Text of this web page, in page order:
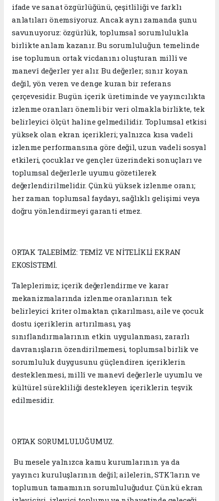
ifade ve sanat özgürlüğünü, çeşitliliği ve farklı
anlatıları önemsiyoruz. Ancak aynı zamanda şunu
savunuyoruz: özgürlük, toplumsal sorumlulukla
birlikte anlam kazanır. Bu sorumluluğun temelinde
ise toplumun ortak vicdanını oluşturan millî ve
manevî değerler yer alır. Bu değerler; sınır koyan
değil, yön veren ve denge kuran bir referans
çerçevesidir. Bugün içerik üretiminde ve yayıncılıkta
izlenme oranları önemli bir veri olmakla birlikte, tek
belirleyici ölçüt haline gelmedilidir. Toplumsal etkisi
yüksek olan ekran içerikleri; yalnızca kısa vadeli
izlenme performansına göre değil, uzun vadeli sosyal
etkileri, çocuklar ve gençler üzerindeki sonuçları ve
toplumsal değerlerle uyumu gözetilerek
değerlendirilmelidir. Çünkü yüksek izlenme oranı;
her zaman toplumsal faydayı, sağlıklı gelişimi veya
doğru yönlendirmeyi garanti etmez.
ORTAK TALEBİMİZ: TEMİZ VE NİTELİKLİ EKRAN
EKOSİSTEMİ.
Taleplerimiz; içerik değerlendirme ve karar
mekanizmalarında izlenme oranlarının tek
belirleyici kriter olmaktan çıkarılması, aile ve çocuk
dostu içeriklerin artırılması, yaş
sınıflandırmalarının etkin uygulanması, zararlı
davranışların özendirilmemesi, toplumsal birlik ve
sorumluluk duygusunu güçlendiren içeriklerin
desteklenmesi, millî ve manevî değerlerle uyumlu ve
kültürel sürekliliği destekleyen içeriklerin teşvik
edilmesidir.
ORTAK SORUMLULUĞUMUZ.
Bu mesele yalnızca kamu kurumlarının ya da
yayıncı kuruluşlarının değil; ailelerin, STK'ların ve
toplumun tamamının sorumluluğudur. Çünkü ekran